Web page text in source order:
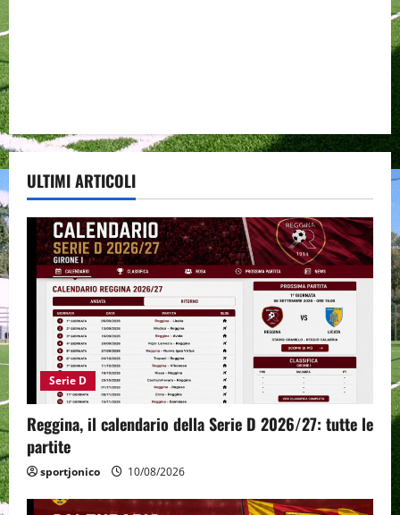
ULTIMI ARTICOLI
Serie D
Reggina, il calendario della Serie D 2026/27: tutte le
partite
sportjonico 10/08/2026